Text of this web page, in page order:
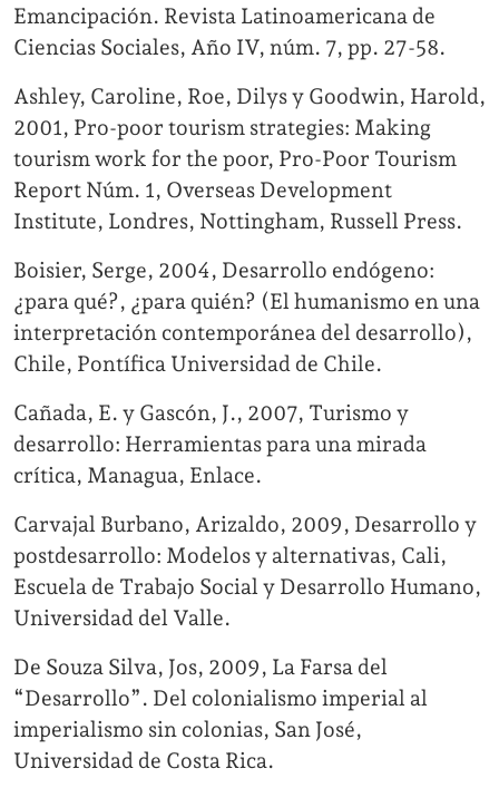
Emancipación. Revista Latinoamericana de
Ciencias Sociales, Año IV, núm. 7, pp. 27-58.
Ashley, Caroline, Roe, Dilys y Goodwin, Harold,
2001, Pro-poor tourism strategies: Making
tourism work for the poor, Pro-Poor Tourism
Report Núm. 1, Overseas Development
Institute, Londres, Nottingham, Russell Press.
Boisier, Serge, 2004, Desarrollo endógeno:
¿para qué?, ¿para quién? (El humanismo en una
interpretación contemporánea del desarrollo),
Chile, Pontífica Universidad de Chile.
Cañada, E. y Gascón, J., 2007, Turismo y
desarrollo: Herramientas para una mirada
crítica, Managua, Enlace.
Carvajal Burbano, Arizaldo, 2009, Desarrollo y
postdesarrollo: Modelos y alternativas, Cali,
Escuela de Trabajo Social y Desarrollo Humano,
Universidad del Valle.
De Souza Silva, Jos, 2009, La Farsa del
“Desarrollo”. Del colonialismo imperial al
imperialismo sin colonias, San José,
Universidad de Costa Rica.